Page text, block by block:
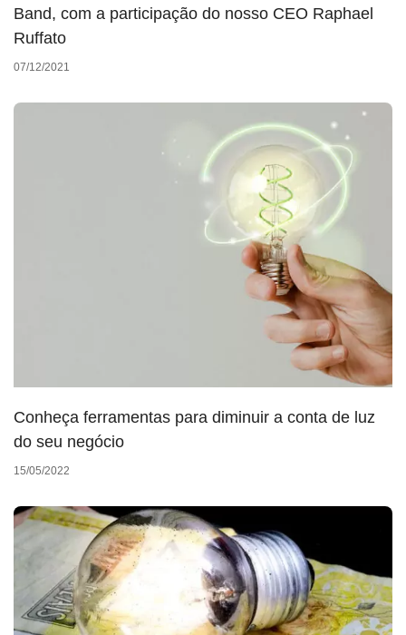
Band, com a participação do nosso CEO Raphael
Ruffato
07/12/2021
Conheça ferramentas para diminuir a conta de luz
do seu negócio
15/05/2022